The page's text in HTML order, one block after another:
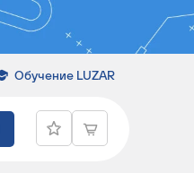
Обучение LUZAR